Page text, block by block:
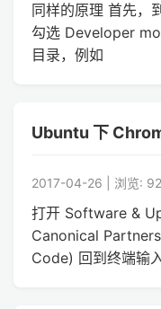
同样的原理 首先，
勾选 Developer
目录，例如
Ubuntu 下
2017-04-26 | 浏览:
打开 Software &
Canonical
Code) 回到终端输